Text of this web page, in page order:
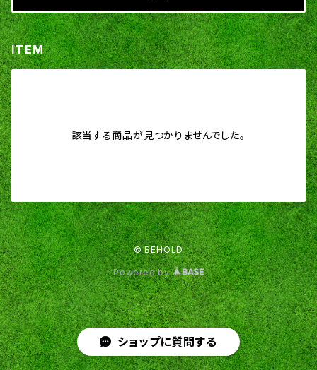
ITEM
該当する商品が見つかりませんでした。
© BEHOLD
Powered by
ショップに質問する